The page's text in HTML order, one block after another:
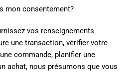
mon consentement?
vos renseignements
une transaction, vérifier votre
commande, planifier une
achat, nous présumons que vous